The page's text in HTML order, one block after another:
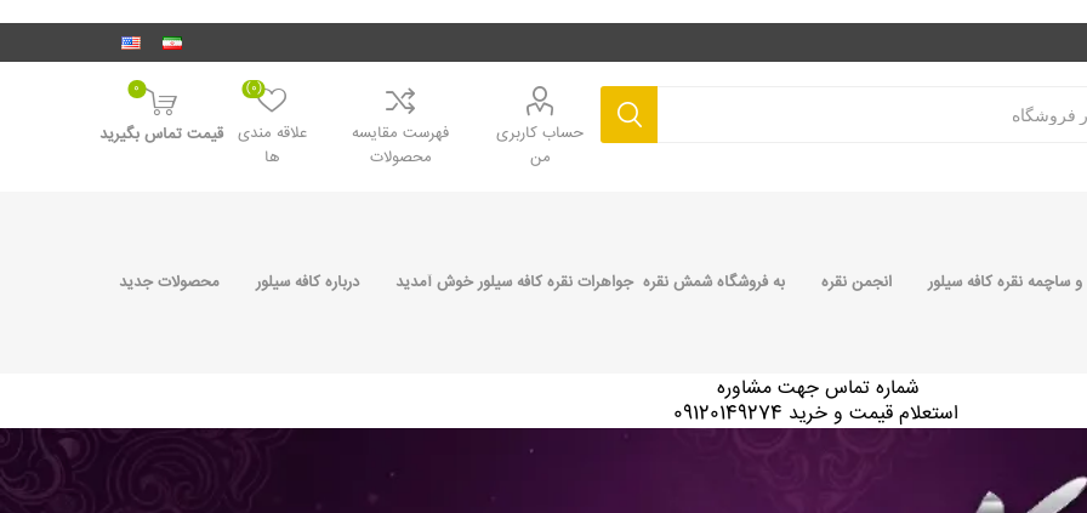
حساب کاربری
من
فهرست مقایسه
محصولات
علاقه مندی
ها
(0)
0
قیمت تماس بگیرید
ساچمه نقره کافه سیلور انجمن نقره به فروشگاه شمش نقره جواهرات نقره کافه سیلور خوش آمدید درباره کافه سیلور محصولات جدید
شماره تماس جهت مشاوره
استعلام قیمت و خرید 09120149274